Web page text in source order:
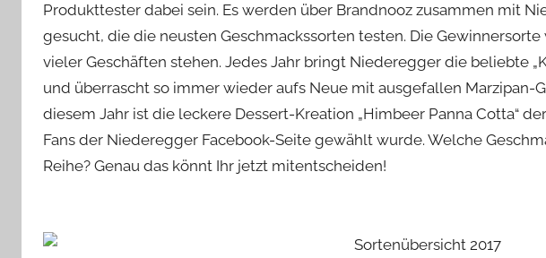
o
n
n
Produkttester dabei sein. Es werden über Brandnooz zusammen mit
gesucht, die die neusten Geschmackssorten testen. Die Gewinnersorte
vieler Geschäften stehen. Jedes Jahr bringt Niederegger die beliebte
und überrascht so immer wieder aufs Neue mit ausgefallen Marzipan-
diesem Jahr ist die leckere Dessert-Kreation „Himbeer Panna Cotta“
Fans der Niederegger Facebook-Seite gewählt wurde. Welche
Reihe? Genau das könnt Ihr jetzt mitentscheiden!